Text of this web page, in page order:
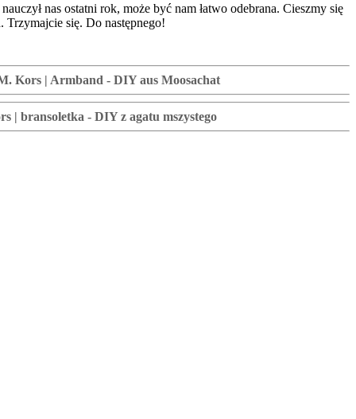
nas ostatni rok, może być nam łatwo odebrana. Cieszmy się
Trzymajcie się. Do następnego!
Kors | Armband - DIY aus Moosachat
| bransoletka - DIY z agatu mszystego